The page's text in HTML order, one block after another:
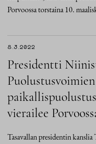
Porvoossa torstaina 10.
8.3.2022
Presidentti
Puolustusvoimien
vierailee
Tasavallan presidentin